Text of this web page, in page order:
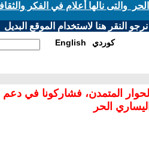
والتى نالها أعلام في الفكر
النقر هنا لاستخدام الموقع البديل
English كوردي
المتمدن، فشاركونا في دعم
الحر